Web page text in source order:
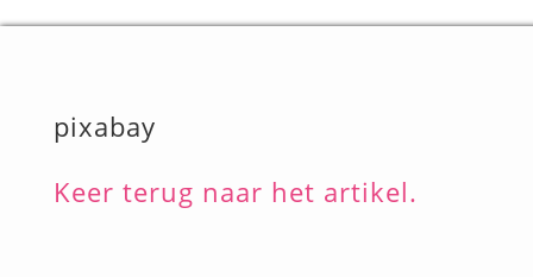
pixabay
Keer terug naar het artikel.